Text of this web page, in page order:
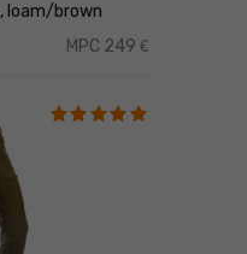
loam/brown
MPC 249 €